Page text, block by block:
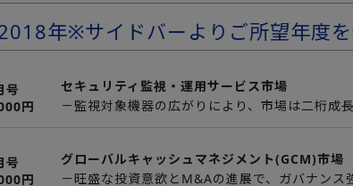
年※サイドバーよりご所望年度を
号
円
セキュリティ監視・運用サービス市場
－監視対象機器の広がりにより、市場は二桁成
号
円
グローバルキャッシュマネジメント(GCM)市場
－旺盛な投資意欲とM&Aの進展で、ガバナンス